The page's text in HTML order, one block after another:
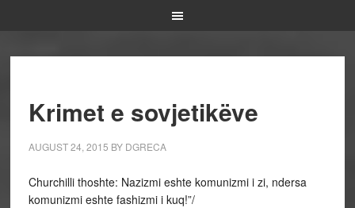
Krimet e sovjetikëve
AUGUST 24, 2015 BY DGRECA
Churchilli thoshte: Nazizmi eshte komunizmi i zi, ndersa
komunizmi eshte fashizmi i kuq!”/